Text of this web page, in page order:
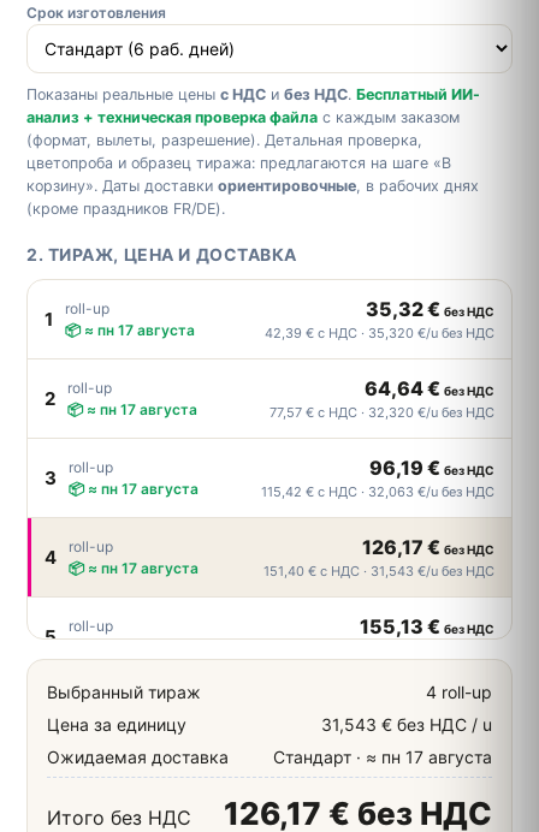
Срок изготовления
Показаны реальные цены с НДС и без НДС. Бесплатный ИИ-
анализ + техническая проверка файла с каждым заказом
(формат, вылеты, разрешение). Детальная проверка,
цветопроба и образец тиража: предлагаются на шаге «В
корзину». Даты доставки ориентировочные, в рабочих днях
(кроме праздников FR/DE).
2. ТИРАЖ, ЦЕНА И ДОСТАВКА
1
roll-up
📦 ≈ пн 17 августа
35,32 € без НДС
42,39 € с НДС · 35,320 €/u без НДС
2
roll-up
📦 ≈ пн 17 августа
64,64 € без НДС
77,57 € с НДС · 32,320 €/u без НДС
3
roll-up
📦 ≈ пн 17 августа
96,19 € без НДС
115,42 € с НДС · 32,063 €/u без НДС
4
roll-up
📦 ≈ пн 17 августа
126,17 € без НДС
151,40 € с НДС · 31,543 €/u без НДС
5
roll-up
155,13 € без НДС
6
roll-up
📦 ≈ пн 17 августа
184,51 €
221,41 € с НДС · 30,752 €/u без НДС
roll-up
213,89 €
256,67 € с НДС · 30,556 €/u без НДС
Выбранный тираж
4 roll-up
Цена за единицу
31,543 € без НДС / u
Ожидаемая доставка
Стандарт · ≈ пн 17 августа
Итого без НДС 126,17 € без НДС